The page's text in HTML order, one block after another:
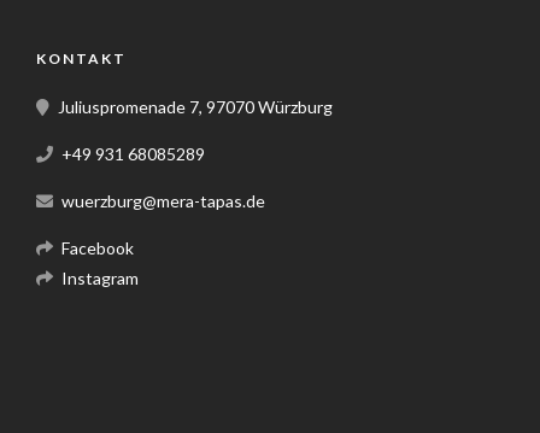
KONTAKT
Juliuspromenade 7, 97070 Würzburg
+49 931 68085289
wuerzburg@mera-tapas.de
Facebook
Instagram